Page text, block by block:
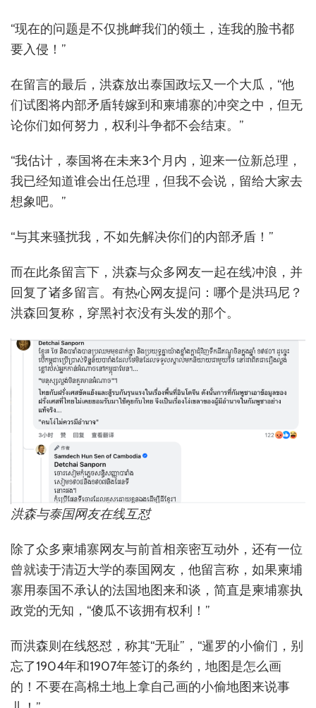
“现在的问题是不仅挑衅我们的领土，连我的脸书都
要入侵！”
在留言的最后，洪森放出泰国政坛又一个大瓜，“他
们试图将内部矛盾转嫁到和柬埔寨的冲突之中，但无
论你们如何努力，权利斗争都不会结束。”
“我估计，泰国将在未来3个月内，迎来一位新总理，
我已经知道谁会出任总理，但我不会说，留给大家去
想象吧。”
“与其来骚扰我，不如先解决你们的内部矛盾！”
而在此条留言下，洪森与众多网友一起在线冲浪，并
回复了诸多留言。有热心网友提问：哪个是洪玛尼？
洪森回复称，穿黑衬衣没有头发的那个。
洪森与泰国网友在线互怼
除了众多柬埔寨网友与前首相亲密互动外，还有一位
曾就读于清迈大学的泰国网友，他留言称，如果柬埔
寨用泰国不承认的法国地图来和谈，简直是柬埔寨执
政党的无知，“傻瓜不该拥有权利！”
而洪森则在线怒怼，称其“无耻”，“暹罗的小偷们，别
忘了1904年和1907年签订的条约，地图是怎么画
的！不要在高棉土地上拿自己画的小偷地图来说事